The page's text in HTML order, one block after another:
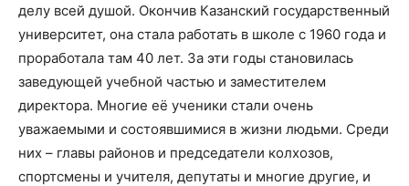
делу всей душой. Окончив Казанский государственный
университет, она стала работать в школе с 1960 года и
проработала там 40 лет. За эти годы становилась
заведующей учебной частью и заместителем
директора. Многие её ученики стали очень
уважаемыми и состоявшимися в жизни людьми. Среди
них – главы районов и председатели колхозов,
спортсмены и учителя, депутаты и многие другие, и